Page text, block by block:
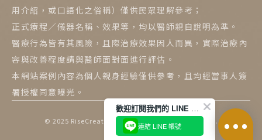
用介紹，或口語化之俗稱）僅供民眾理解參考；
正式療程／儀器名稱、效果等，均以醫師親自說明為準。
醫療行為皆有其風險，且際治療效果因人而異，實際治療內
容與改善程度請與醫師面對面進行評估。
本網站案例內容為個人親身經驗僅供參考，且均經當事人簽
署授權同意曝光。
© 2025 RiseCreatives 展躍網路 All Rights Reserved.
歡迎訂閱我們的 LINE 官方帳號
連結 LINE 帳號